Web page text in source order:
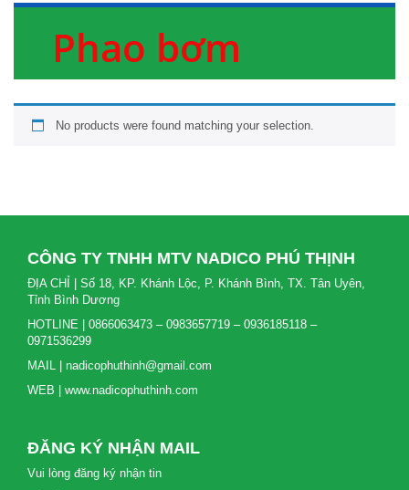
Phao bơm
No products were found matching your selection.
CÔNG TY TNHH MTV NADICO PHÚ THỊNH
ĐỊA CHỈ | Số 18, KP. Khánh Lộc, P. Khánh Bình, TX. Tân Uyên,
Tỉnh Bình Dương
HOTLINE | 0866063473 – 0983657719 – 0936185118 –
0971536299
MAIL | nadicophuthinh@gmail.com
WEB | www.nadicophuthinh.com
ĐĂNG KÝ NHẬN MAIL
Vui lòng đăng ký nhận tin